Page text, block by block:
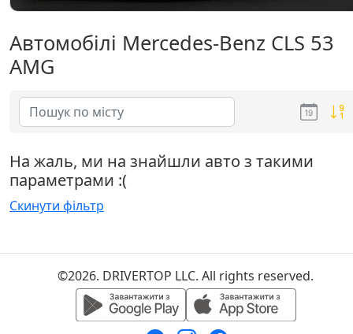
Автомобілі Mercedes-Benz CLS 53
AMG
На жаль, ми на знайшли авто з такими
параметрами :(
Скинути фільтр
©2026. DRIVERTOP LLC. All rights reserved.